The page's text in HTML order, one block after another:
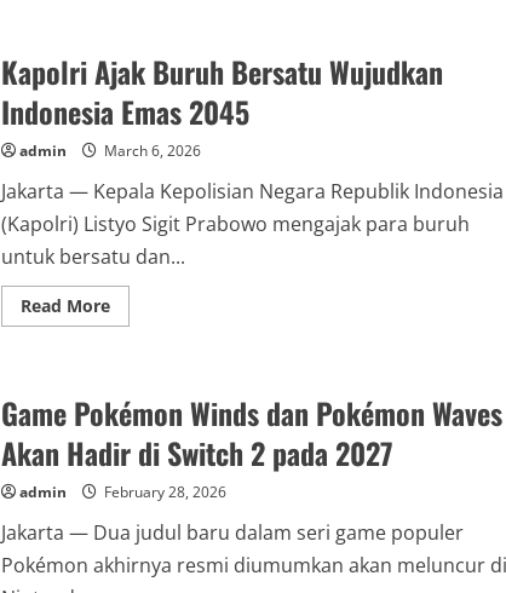
Dara
Tegar
Jalani
Prosesi
Pemakaman
Vidi
Kapolri Ajak Buruh Bersatu Wujudkan
Indonesia Emas 2045
admin March 6, 2026
Jakarta — Kepala Kepolisian Negara Republik Indonesia
(Kapolri) Listyo Sigit Prabowo mengajak para buruh
untuk bersatu dan...
Read MoreRead
more
Bersatu
Wujudkan
Indonesia
Emas
2045
Game Pokémon Winds dan Pokémon Waves
Akan Hadir di Switch 2 pada 2027
admin February 28, 2026
Jakarta — Dua judul baru dalam seri game populer
Pokémon akhirnya resmi diumumkan akan meluncur di